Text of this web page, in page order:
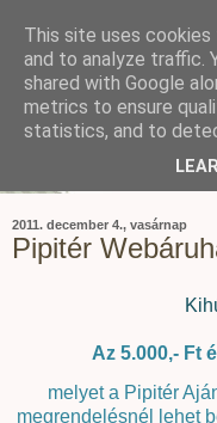
2011. december 4., vasárnap
Pipitér
Az 5.000,- Ft
melyet a Pipitér
megrendelésnél lehet
This site uses
and to analyze traffic.
shared with Google
metrics to ensure
statistics, and to